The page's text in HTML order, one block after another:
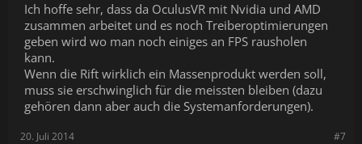
Ich hoffe sehr, dass da OculusVR mit Nvidia und AMD
zusammen arbeitet und es noch Treiberoptimierungen
geben wird wo man noch einiges an FPS rausholen
kann.
Wenn die Rift wirklich ein Massenprodukt werden soll,
muss sie erschwinglich für die meissten bleiben (dazu
gehören dann aber auch die Systemanforderungen).
#7
20. Juli 2014